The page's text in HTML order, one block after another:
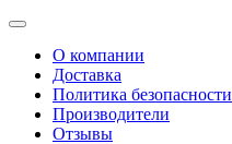
О компании
Доставка
Политика безопасности
Производители
Отзывы